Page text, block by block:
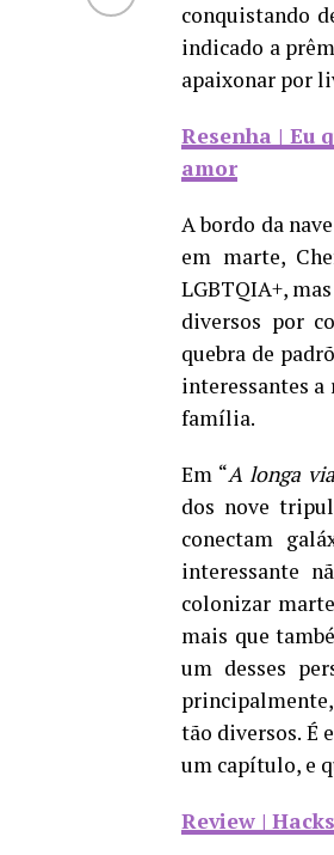
conquistando
indicado a
apaixonar por
Resenha | Eu
amor
A bordo da
em marte,
LGBTQIA+,
diversos por
quebra de
interessantes
família.
Em “A longa
dos nove
conectam
interessante
colonizar
mais que
um desses
tão diversos. É
um capítulo, e
Review |